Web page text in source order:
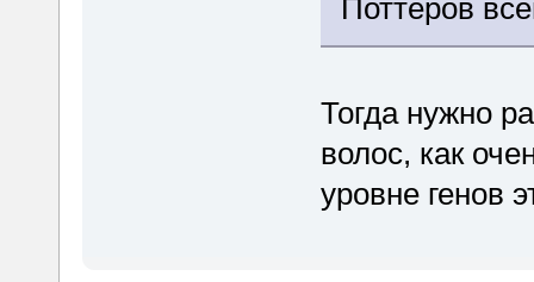
Поттеров
Тогда нужно
волос, как
уровне генов